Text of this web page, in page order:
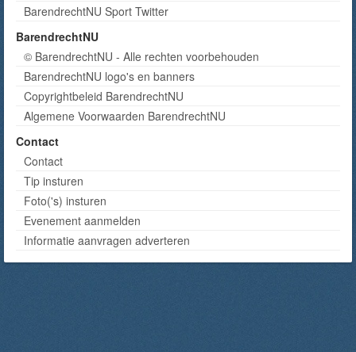
BarendrechtNU Sport Twitter
BarendrechtNU
© BarendrechtNU - Alle rechten voorbehouden
BarendrechtNU logo's en banners
Copyrightbeleid BarendrechtNU
Algemene Voorwaarden BarendrechtNU
Contact
Contact
Tip insturen
Foto('s) insturen
Evenement aanmelden
Informatie aanvragen adverteren